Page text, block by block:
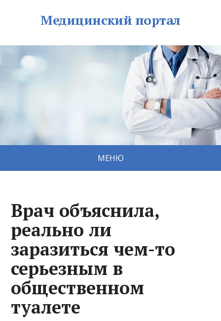
Медицинский портал
МЕНЮ
Врач объяснила,
реально ли
заразиться чем-то
серьезным в
общественном
туалете